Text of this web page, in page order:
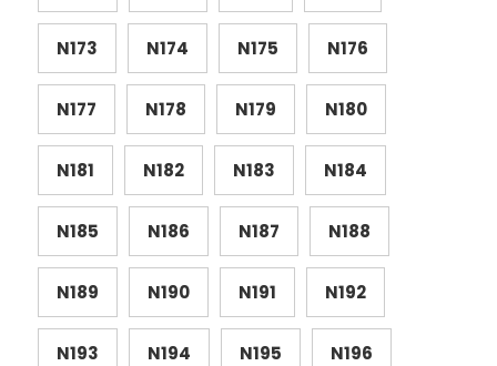
N173 N174 N175 N176
N177 N178 N179 N180
N181 N182 N183 N184
N185 N186 N187 N188
N189 N190 N191 N192
N193 N194 N195 N196